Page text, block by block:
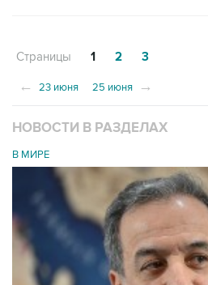
Страницы 1 2 3
← 23 июня 25 июня →
НОВОСТИ В РАЗДЕЛАХ
В МИРЕ